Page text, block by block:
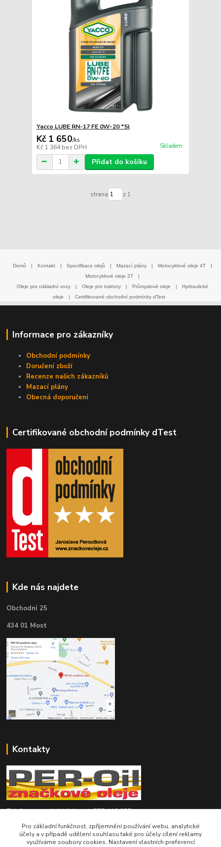
Yacco LUBE RN-17 FE 0W-20 *5l
Kč 1 650/ks
Kč 1 364bez DPH Skladem
Přidat do košíku
strana z 1
Domů | Kontakt | Specifikace olejů | Mazací plány | Motocyklové oleje 4T
|
Motocyklové oleje 2T
|
Oleje pro nákladní vozy
| Oleje pro traktory | Průmyslové oleje |
Hydraulické
oleje
| Certifikované obchodní podmínky dTest
Informace pro zákazníky
Obchodní podmínky
Doručení zboží
Recenze našich zákazníků
Mazací plány
Obecná doporučení
Certifikované obchodní podmínky dTest
Kde nás najdete
Obchodní 25
434 01 Most
Kontakty
Telefon pro technické dotazy: 775 113 255
Telefon do našeho obchodu : 774 993 479
Pro základní funkčnost, zpříjemnění používání webu, analytické
účely a v případě udělení souhlasu také pro účely cílení reklamy
využíváme soubory cookies. Nastavení vlastních preferencí